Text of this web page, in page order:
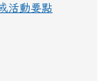
活動要點